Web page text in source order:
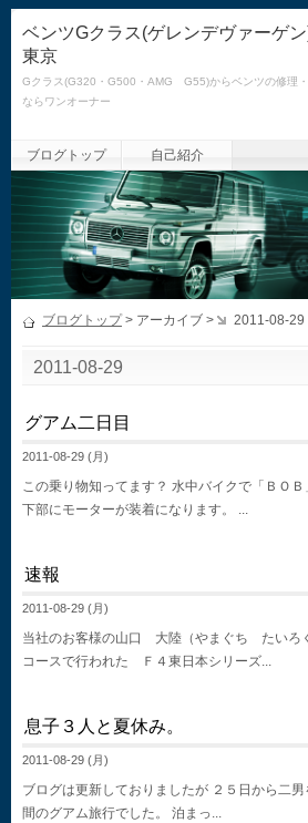
ベンツGクラス(ゲレンデヴァーゲ
東京
Gクラス(G320・G500・AMG G55)からベンツの修理
ならワンオーナー
ブログトップ 自己紹介
ブログトップ> アーカイブ > 2011-08-29
2011-08-29
グアム二日目
2011-08-29 (月)
この乗り物知ってます？ 水中バイクで「ＢＯ
下部にモーターが装着になります。 ...
速報
2011-08-29 (月)
当社のお客様の山口 大陸（やまぐち たいろ
コースで行われた Ｆ４東日本シリーズ...
息子３人と夏休み。
2011-08-29 (月)
ブログは更新しておりましたが ２５日から二
間のグアム旅行でした。 泊まっ...